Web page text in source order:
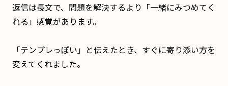
返信は長文で、問題を解決するより「一緒にみつめてく
れる」感覚があります。
「テンプレっぽい」と伝えたとき、すぐに寄り添い方を
変えてくれました。